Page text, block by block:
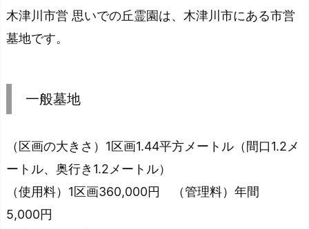
木津川市営 思いでの丘霊園は、木津川市にある市営
墓地です。
一般墓地
（区画の大きさ）1区画1.44平方メートル（間口1.2メ
ートル、奥行き1.2メートル）
（使用料）1区画360,000円 （管理料）年間
5,000円